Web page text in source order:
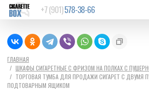
+7 (901)578-38-66
ГЛАВНАЯ
ШКАФЫ СИГАРЕТНЫЕ С ФРИЗОМ НА ПОЛКАХ С
ТОРГОВАЯ ТУМБА ДЛЯ ПРОДАЖИ СИГАРЕТ С ДВУМЯ
ПОДТОВАРНЫМ ЯЩИКОМ